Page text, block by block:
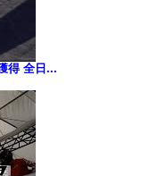
得 全日...